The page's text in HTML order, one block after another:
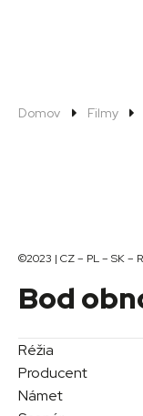
Domov Filmy
©2023 | CZ – PL – SK –
Bod
Réžia
Producent
Námet